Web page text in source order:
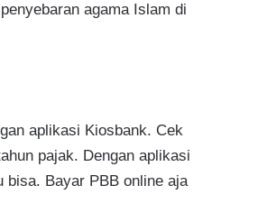
agama Islam di
aplikasi Kiosbank. Cek
pajak. Dengan aplikasi
bisa. Bayar PBB online aja